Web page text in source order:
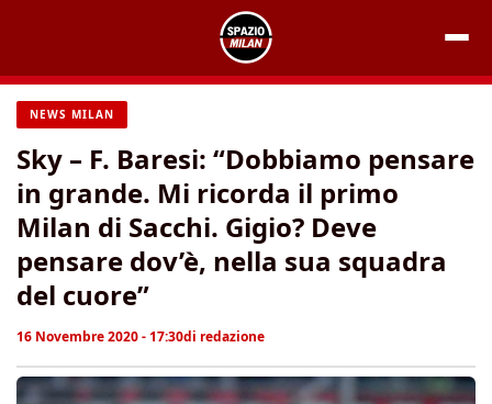
contenuto
NEWS MILAN
Sky – F. Baresi: “Dobbiamo pensare
in grande. Mi ricorda il primo
Milan di Sacchi. Gigio? Deve
pensare dov’è, nella sua squadra
del cuore”
16 Novembre 2020 - 17:30di redazione